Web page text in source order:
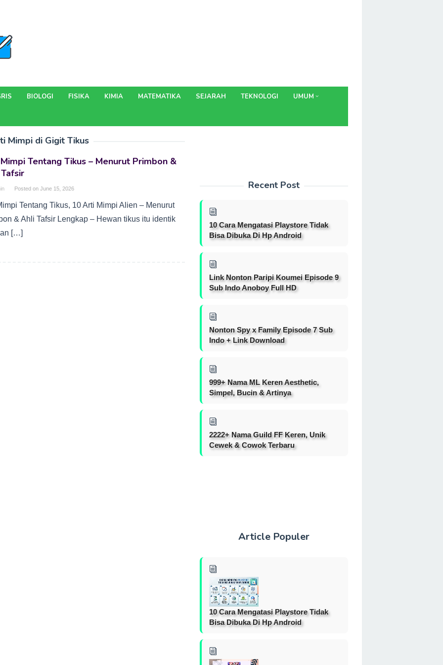
BIOLOGI FISIKA KIMIA MATEMATIKA SEJARAH TEKNOLOGI UMUM
Mimpi di Gigit Tikus
Tentang Tikus – Menurut Primbon &
Posted on June 15, 2026
Tentang Tikus, 10 Arti Mimpi Alien – Menurut
& Ahli Tafsir Lengkap – Hewan tikus itu identik
[…]
Recent Post
10 Cara Mengatasi Playstore Tidak
Bisa Dibuka Di Hp Android
Link Nonton Paripi Koumei Episode 9
Sub Indo Anoboy Full HD
Nonton Spy x Family Episode 7 Sub
Indo + Link Download
999+ Nama ML Keren Aesthetic,
Simpel, Bucin & Artinya
2222+ Nama Guild FF Keren, Unik
Cewek & Cowok Terbaru
Article Populer
10 Cara Mengatasi Playstore Tidak
Bisa Dibuka Di Hp Android